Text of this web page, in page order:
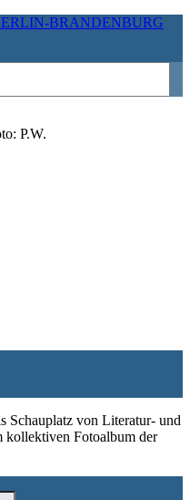
BRANDENBURG
P.W.
Schauplatz von Literatur- und
kollektiven Fotoalbum der